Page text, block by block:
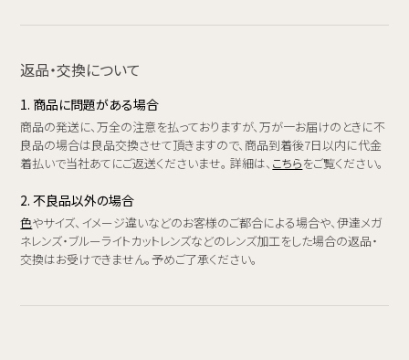
返品・交換について
1. 商品に問題がある場合
商品の発送に、万全の注意を払っておりますが、万が一お届けのときに不
良品の場合は良品交換させて頂きますので、商品到着後7日以内に代金
着払いで当社あてにご返送くださいませ。 詳細は、 こちらをご覧ください。
2. 不良品以外の場合
色やサイズ、イメージ違いなどのお客様のご都合による場合や、伊達メガ
ネレンズ・ブルーライトカットレンズなどのレンズ加工をした場合の返品・
交換はお受けできません。予めご了承ください。